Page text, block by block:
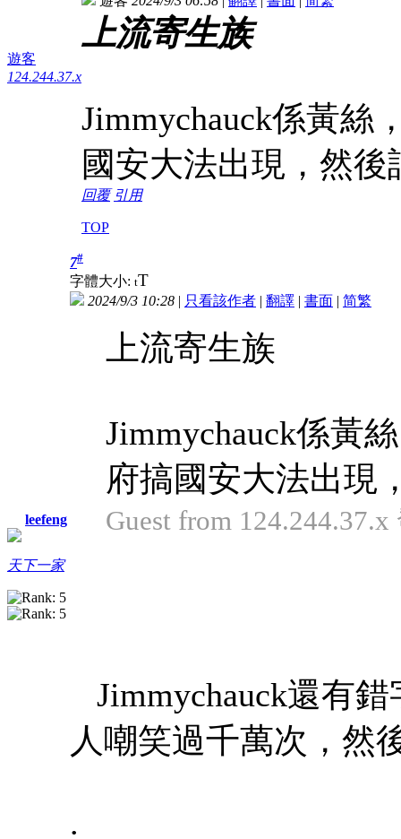
遊客
124.244.37.x
上流寄生族
Jimmychauck係黃絲
國安大法出現，然
回覆 引用
TOP
leefeng
天下一家
7#
字體大小: tT
2024/9/3 10:28 | 只看該作者 | 翻譯 | 書面 | 简繁
上流寄生族
Jimmychauck係黃
府搞國安大法出現
Guest from
Jimmychauck還有
人嘲笑過千萬次，然
.